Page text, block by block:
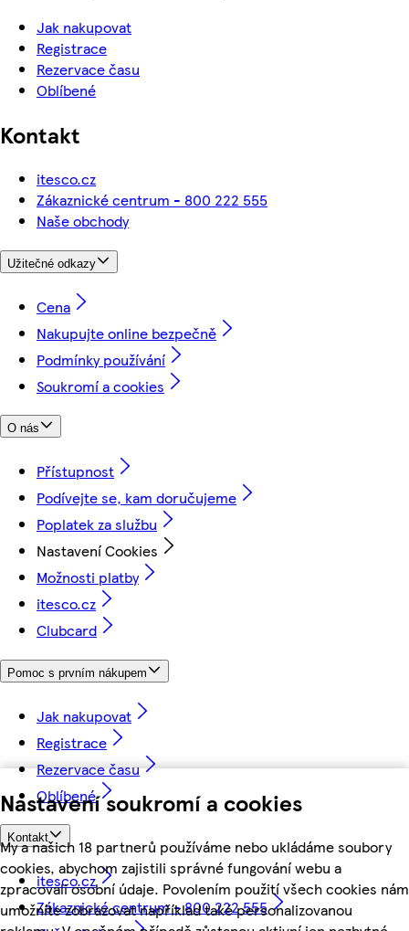
Nastavení soukromí a cookies
My a našich 18 partnerů používáme nebo ukládáme soubory
cookies, abychom zajistili správné fungování webu a
zpracovali osobní údaje. Povolením použití všech cookies nám
umožníte zobrazovat například také personalizovanou
Jak nakupovat
Registrace
Rezervace času
Oblíbené
Kontakt
itesco.cz
Zákaznické centrum - 800 222 555
Naše obchody
Užitečné odkazy
Cena
Nakupujte online bezpečně
Podmínky používání
Soukromí a cookies
O nás
Přístupnost
Podívejte se, kam doručujeme
Poplatek za službu
Nastavení Cookies
Možnosti platby
itesco.cz
Clubcard
Pomoc s prvním nákupem
Jak nakupovat
Registrace
Rezervace času
Oblíbené
Kontakt
itesco.cz
Zákaznické centrum - 800 222 555